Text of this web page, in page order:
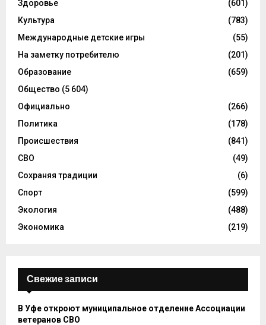
Здоровье
(601)
Культура
(783)
Международные детские игры
(55)
На заметку потребителю
(201)
Образование
(659)
Общество (5 604)
Официально
(266)
Политика
(178)
Происшествия
(841)
СВО
(49)
Сохраняя традиции
(6)
Спорт
(599)
Экология
(488)
Экономика
(219)
Свежие записи
В Уфе откроют муниципальное отделение Ассоциации
ветеранов СВО